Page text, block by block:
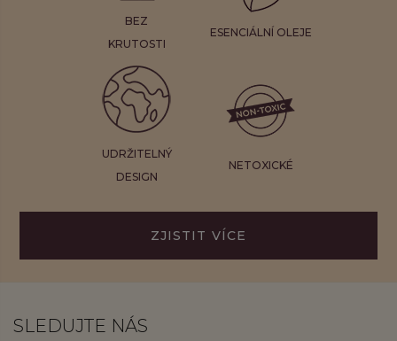
BEZ
KRUTOSTI
ESENCIÁLNÍ OLEJE
UDRŽITELNÝ
DESIGN
NETOXICKÉ
ZJISTIT VÍCE
SLEDUJTE NÁS